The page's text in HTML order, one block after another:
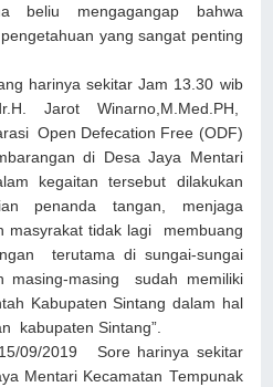
beliu mengagangap bahwa
yang sangat penting
harinya sekitar Jam 13.30 wib
Jarot Winarno,M.Med.PH,
Open Defecation Free (ODF)
di Desa Jaya Mentari
kegaitan tersebut dilakukan
penanda tangan, menjaga
masyrakat tidak lagi membuang
terutama di sungai-sungai
masing sudah memiliki
Kabupaten Sintang dalam hal
kabupaten Sintang”.
09/2019 Sore harinya sekitar
Mentari Kecamatan Tempunak